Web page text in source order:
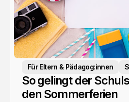
Für Eltern & Pädagog:innen
So gelingt der
den Sommerferien